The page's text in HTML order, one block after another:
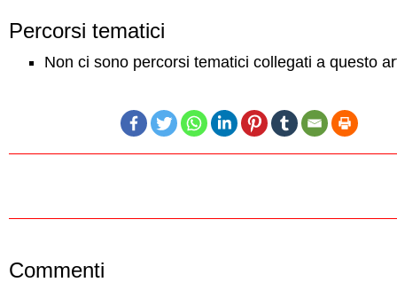
Percorsi tematici
Non ci sono percorsi tematici collegati a questo
Commenti